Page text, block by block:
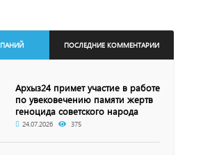
ПОСЛЕДНИЕ КОММЕНТАРИИ
Архыз24 примет участие в работе
по увековечению памяти жертв
геноцида советского народа
24.07.2026 375